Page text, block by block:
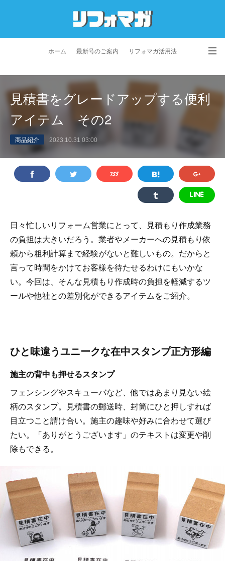
ホーム 最新号のご案内 リフォマガ活用法
利用規約 会社概要
見積書をグレードアップする便利
アイテム その2
商品紹介 2023.10.31 03:00
日々忙しいリフォーム営業にとって、見積もり作成業務
の負担は大きいだろう。業者やメーカーへの見積もり依
頼から粗利計算まで経験がないと難しいもの。だからと
言って時間をかけてお客様を待たせるわけにもいかな
い。今回は、そんな見積もり作成時の負担を軽減するツ
ールや他社との差別化ができるアイテムをご紹介。
ひと味違うユニークな在中スタンプ正方形編
施主の背中も押せるスタンプ
フェンシングやスキューバなど、他ではあまり見ない絵
柄のスタンプ。見積書の郵送時、封筒にひと押しすれば
目立つこと請け合い。施主の趣味や好みに合わせて選び
たい。「ありがとうございます」のテキストは変更や削
除もできる。